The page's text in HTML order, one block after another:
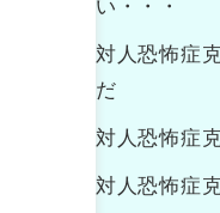
対人恐怖症
だ
対人恐怖症
対人恐怖症